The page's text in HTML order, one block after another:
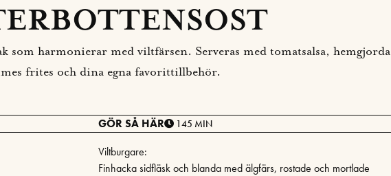
som harmonierar med viltfärsen. Serveras med tomatsalsa, hemgjorda
frites och dina egna favorittillbehör.
GÖR SÅ HÄR 145 MIN
Viltburgare:
Finhacka sidfläsk och blanda med älgfärs, rostade och mortlade